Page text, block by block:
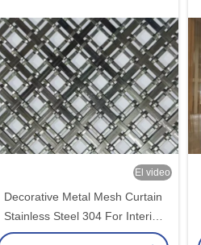
El video
Decorative Metal Mesh Curtain
Stainless Steel 304 For Interior
Design